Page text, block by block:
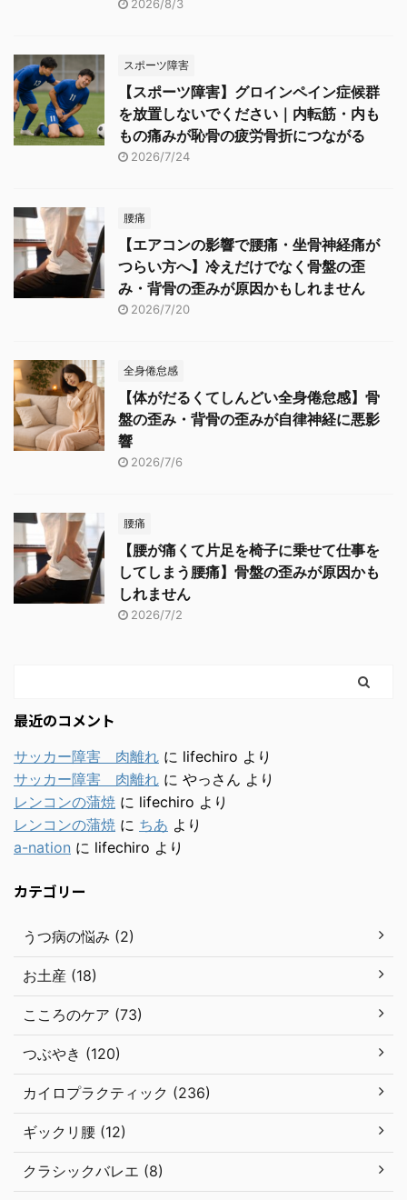
2026/8/3
スポーツ障害
【スポーツ障害】グロインペイン症候群
を放置しないでください｜内転筋・内も
もの痛みが恥骨の疲労骨折につながる
2026/7/24
腰痛
【エアコンの影響で腰痛・坐骨神経痛が
つらい方へ】冷えだけでなく骨盤の歪
み・背骨の歪みが原因かもしれません
2026/7/20
全身倦怠感
【体がだるくてしんどい全身倦怠感】骨
盤の歪み・背骨の歪みが自律神経に悪影
響
2026/7/6
腰痛
【腰が痛くて片足を椅子に乗せて仕事を
してしまう腰痛】骨盤の歪みが原因かも
しれません
2026/7/2
最近のコメント
サッカー障害 肉離れ に lifechiro より
サッカー障害 肉離れ に やっさん より
レンコンの蒲焼 に lifechiro より
レンコンの蒲焼 に ちあ より
a-nation に lifechiro より
カテゴリー
うつ病の悩み (2)
お土産 (18)
こころのケア (73)
つぶやき (120)
カイロプラクティック (236)
ギックリ腰 (12)
クラシックバレエ (8)